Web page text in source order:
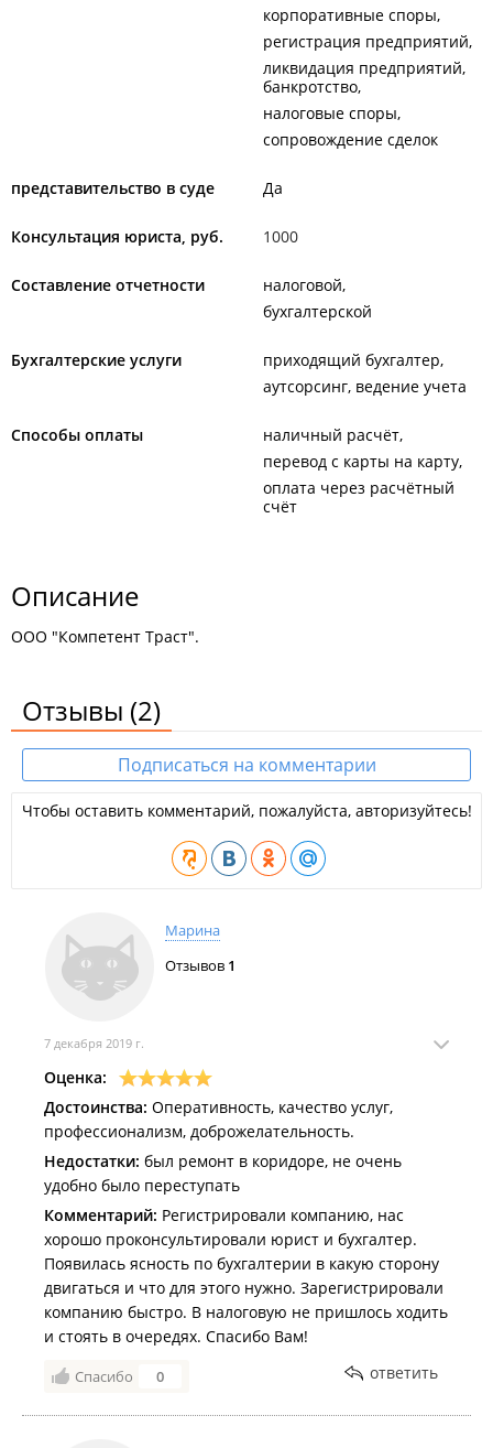
корпоративные споры
регистрация предприятий
ликвидация предприятий,
банкротство
налоговые споры
сопровождение сделок
представительство в суде Да
Консультация юриста, руб. 1000
Составление отчетности
налоговой
бухгалтерской
Бухгалтерские услуги
приходящий бухгалтер
аутсорсинг, ведение учета
Способы оплаты
наличный расчёт
перевод с карты на карту
оплата через расчётный
счёт
Описание
ООО "Компетент Траст".
Отзывы (2)
Подписаться на комментарии
Чтобы оставить комментарий, пожалуйста, авторизуйтесь!
Марина
Отзывов 1
7 декабря 2019 г.
Оценка:
Достоинства: Оперативность, качество услуг,
профессионализм, доброжелательность.
Недостатки: был ремонт в коридоре, не очень
удобно было переступать
Комментарий: Регистрировали компанию, нас
хорошо проконсультировали юрист и бухгалтер.
Появилась ясность по бухгалтерии в какую сторону
двигаться и что для этого нужно. Зарегистрировали
компанию быстро. В налоговую не пришлось ходить
и стоять в очередях. Спасибо Вам!
Спасибо 0 ответить